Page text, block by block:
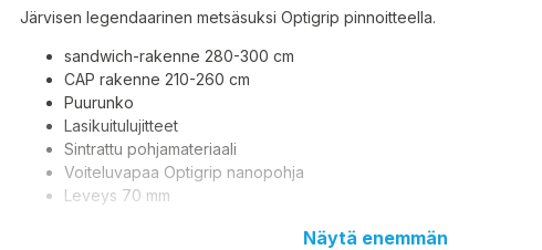
Järvisen legendaarinen metsäsuksi Optigrip pinnoitteella.
sandwich-rakenne 280-300 cm
CAP rakenne 210-260 cm
Puurunko
Lasikuitulujitteet
Sintrattu pohjamateriaali
Voiteluvapaa Optigrip nanopohja
Leveys 70 mm
Näytä enemmän